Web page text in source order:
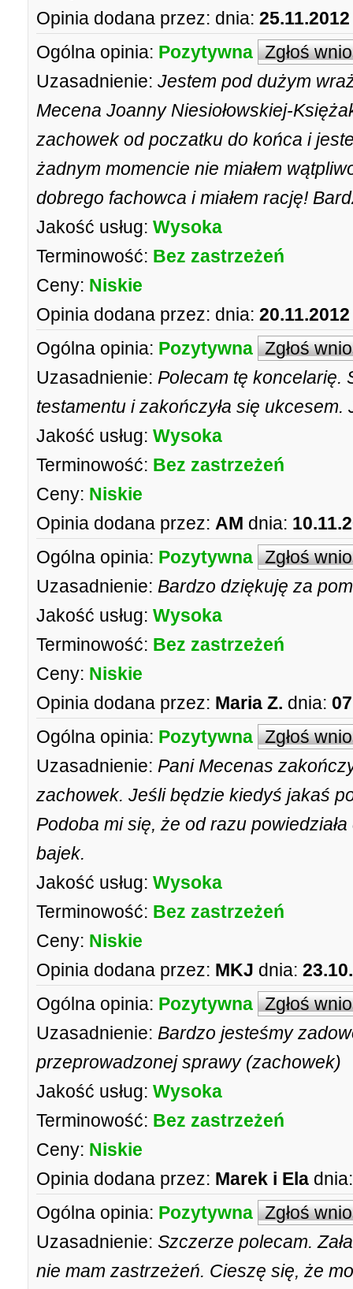
Opinia dodana przez: dnia:
Ogólna opinia: Pozytywna Zgłoś
Uzasadnienie: Jestem pod dużym
Mecena Joanny Niesiołowskiej-
zachowek od poczatku do końca i
żadnym momencie nie miałem
dobrego fachowca i miałem rację!
Jakość usług: Wysoka
Terminowość: Bez zastrzeżeń
Ceny: Niskie
Opinia dodana przez: dnia:
Ogólna opinia: Pozytywna Zgłoś
Uzasadnienie: Polecam tę koncelarię.
testamentu i zakończyła się
Jakość usług: Wysoka
Terminowość: Bez zastrzeżeń
Ceny: Niskie
Opinia dodana przez: AM dnia:
Ogólna opinia: Pozytywna Zgłoś
Uzasadnienie: Bardzo dziękuję za
Jakość usług: Wysoka
Terminowość: Bez zastrzeżeń
Ceny: Niskie
Opinia dodana przez: Maria Z. dnia:
Ogólna opinia: Pozytywna Zgłoś
Uzasadnienie: Pani Mecenas
zachowek. Jeśli będzie kiedyś jakaś
Podoba mi się, że od razu
bajek.
Jakość usług: Wysoka
Terminowość: Bez zastrzeżeń
Ceny: Niskie
Opinia dodana przez: MKJ dnia:
Ogólna opinia: Pozytywna Zgłoś
Uzasadnienie: Bardzo jesteśmy
przeprowadzonej sprawy (zachowek)
Jakość usług: Wysoka
Terminowość: Bez zastrzeżeń
Ceny: Niskie
Opinia dodana przez: Marek i Ela dnia:
Ogólna opinia: Pozytywna Zgłoś
Uzasadnienie: Szczerze polecam.
nie mam zastrzeżeń. Cieszę się, że